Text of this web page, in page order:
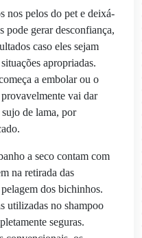
nos pelos do pet e deixá-
pode gerar desconfiança,
caso eles sejam
apropriadas.
a embolar ou o
vai dar
de lama, por
a seco contam com
na retirada das
dos bichinhos.
utilizadas no shampoo
seguras.